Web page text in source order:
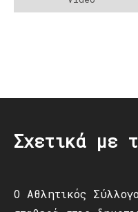
Σχετικά με
Ο Αθλητικός